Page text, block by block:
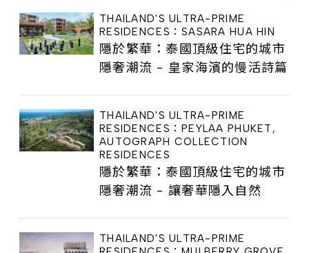
THAILAND'S ULTRA-PRIME
RESIDENCES：SASARA HUA HIN
隱於繁華：泰國頂級住宅的城市
隱奢潮流 - 皇家海濱的慢活詩篇
THAILAND'S ULTRA-PRIME
RESIDENCES：PEYLAA PHUKET,
AUTOGRAPH COLLECTION
RESIDENCES
隱於繁華：泰國頂級住宅的城市
隱奢潮流 - 讓奢華隱入自然
THAILAND'S ULTRA-PRIME